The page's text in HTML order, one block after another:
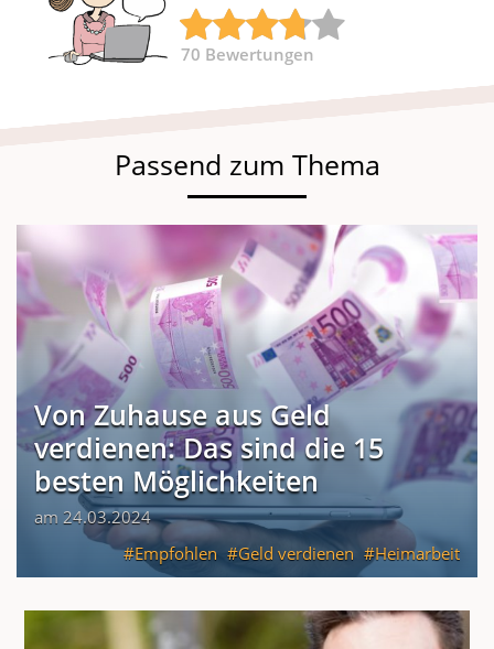
70 Bewertungen
Passend zum Thema
Von Zuhause aus Geld
verdienen: Das sind die 15
besten Möglichkeiten
am 24.03.2024
Empfohlen
Geld verdienen Heimarbeit